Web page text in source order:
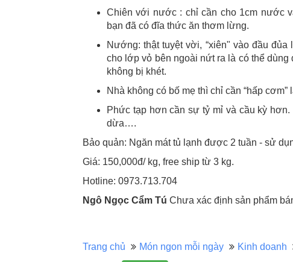
Chiên với nước : chỉ cần cho 1cm nước
bạn đã có đĩa thức ăn thơm lừng.
Nướng: thật tuyệt vời, “xiên" vào đầu
cho lớp vỏ bên ngoài nứt ra là có thể
không bị khét.
Nhà không có bố mẹ thì chỉ cần “hấp cơm”
Phức tạp hơn cần sự tỷ mỉ và cầu kỳ
dừa….
Bảo quản: Ngăn mát tủ lạnh được 2 tuần - sử
Giá: 150,000đ/ kg, free ship từ 3 kg.
Hotline: 0973.713.704
Ngô Ngọc Cẩm Tú Chưa xác định sản phẩm
Trang chủ Món ngon mỗi ngày Kinh doanh